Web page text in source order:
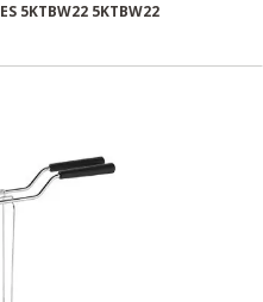
5KTBW22 5KTBW22